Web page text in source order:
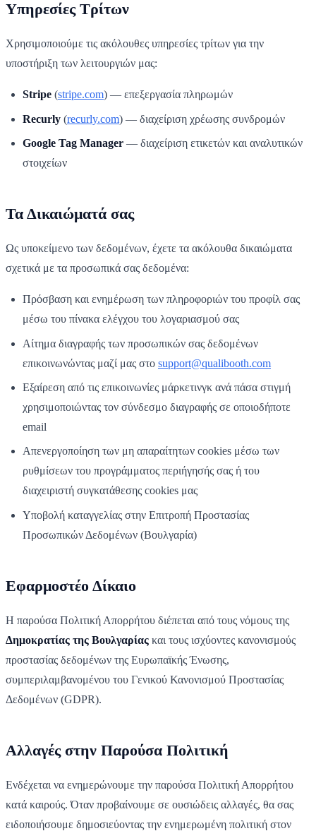
Υπηρεσίες Τρίτων
Χρησιμοποιούμε τις ακόλουθες υπηρεσίες τρίτων για την
υποστήριξη των λειτουργιών μας:
Stripe (stripe.com) — επεξεργασία πληρωμών
Recurly (recurly.com) — διαχείριση χρέωσης συνδρομών
Google Tag Manager — διαχείριση ετικετών και αναλυτικών
στοιχείων
Τα Δικαιώματά σας
Ως υποκείμενο των δεδομένων, έχετε τα ακόλουθα δικαιώματα
σχετικά με τα προσωπικά σας δεδομένα:
Πρόσβαση και ενημέρωση των πληροφοριών του προφίλ σας
μέσω του πίνακα ελέγχου του λογαριασμού σας
Αίτημα διαγραφής των προσωπικών σας δεδομένων
επικοινωνώντας μαζί μας στο support@qualibooth.com
Εξαίρεση από τις επικοινωνίες μάρκετινγκ ανά πάσα στιγμή
χρησιμοποιώντας τον σύνδεσμο διαγραφής σε οποιοδήποτε
email
Απενεργοποίηση των μη απαραίτητων cookies μέσω των
ρυθμίσεων του προγράμματος περιήγησής σας ή του
διαχειριστή συγκατάθεσης cookies μας
Υποβολή καταγγελίας στην Επιτροπή Προστασίας
Προσωπικών Δεδομένων (Βουλγαρία)
Εφαρμοστέο Δίκαιο
Η παρούσα Πολιτική Απορρήτου διέπεται από τους νόμους της
Δημοκρατίας της Βουλγαρίας και τους ισχύοντες κανονισμούς
προστασίας δεδομένων της Ευρωπαϊκής Ένωσης,
συμπεριλαμβανομένου του Γενικού Κανονισμού Προστασίας
Δεδομένων (GDPR).
Αλλαγές στην Παρούσα Πολιτική
Ενδέχεται να ενημερώνουμε την παρούσα Πολιτική Απορρήτου
κατά καιρούς. Όταν προβαίνουμε σε ουσιώδεις αλλαγές, θα σας
ειδοποιήσουμε δημοσιεύοντας την ενημερωμένη πολιτική στον